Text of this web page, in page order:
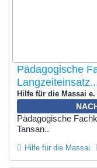
Pädagogische
Hilfe für die Massai e.
Pädagogische
Tansan..
Hilfe für die Massai